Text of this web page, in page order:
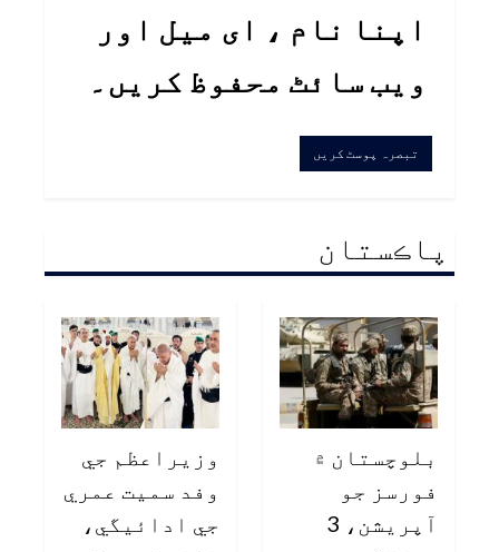
اپنا نام ، ای میل اور
ویب سائٹ محفوظ کریں۔
پاڪستان
بلوچستان ۾
فورسز جو
آپريشن، 3
وزيراعظم جي
وفد سميت عمري
جي ادائيگي،